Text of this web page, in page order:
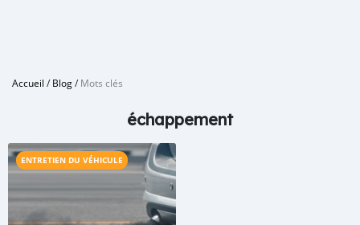
Accueil /Blog/Mots clés
échappement
ENTRETIEN DU VÉHICULE